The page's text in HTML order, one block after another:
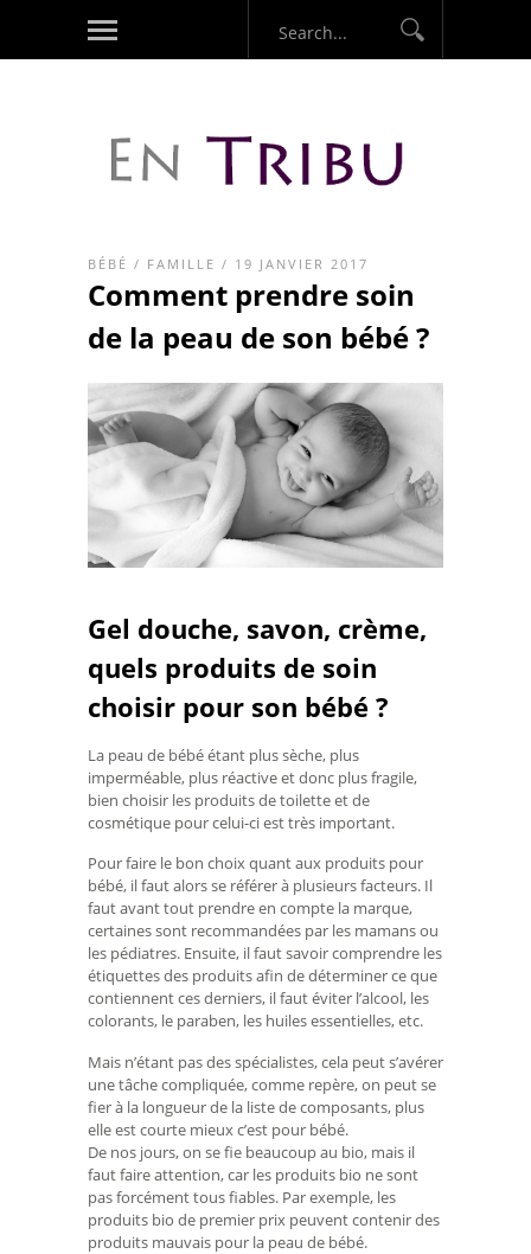
BÉBÉ / FAMILLE / 19 JANVIER 2017
Comment prendre soin
de la peau de son bébé ?
Gel douche, savon, crème,
quels produits de soin
choisir pour son bébé ?
La peau de bébé étant plus sèche, plus
imperméable, plus réactive et donc plus fragile,
bien choisir les produits de toilette et de
cosmétique pour celui-ci est très important.
Pour faire le bon choix quant aux produits pour
bébé, il faut alors se référer à plusieurs facteurs. Il
faut avant tout prendre en compte la marque,
certaines sont recommandées par les mamans ou
les pédiatres. Ensuite, il faut savoir comprendre les
étiquettes des produits afin de déterminer ce que
contiennent ces derniers, il faut éviter l’alcool, les
colorants, le paraben, les huiles essentielles, etc.
Mais n’étant pas des spécialistes, cela peut s’avérer
une tâche compliquée, comme repère, on peut se
fier à la longueur de la liste de composants, plus
elle est courte mieux c’est pour bébé.
De nos jours, on se fie beaucoup au bio, mais il
faut faire attention, car les produits bio ne sont
pas forcément tous fiables. Par exemple, les
produits bio de premier prix peuvent contenir des
produits mauvais pour la peau de bébé.